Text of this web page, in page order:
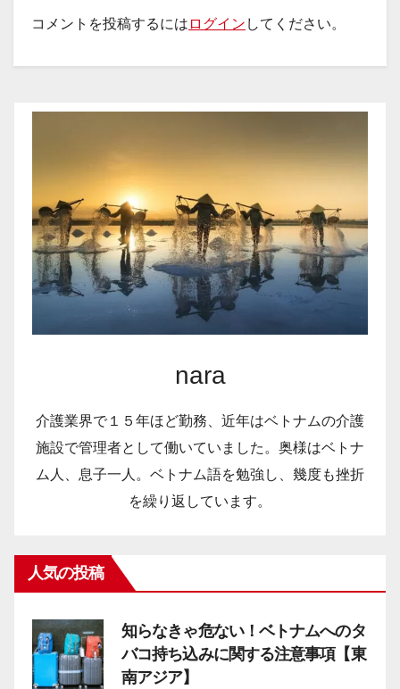
コメントを投稿するには ログイン してください。
nara
介護業界で１５年ほど勤務、近年はベトナムの介護
施設で管理者として働いていました。奥様はベトナ
ム人、息子一人。ベトナム語を勉強し、幾度も挫折
を繰り返しています。
人気の投稿
知らなきゃ危ない！ベトナムへのタ
バコ持ち込みに関する注意事項【東
南アジア】